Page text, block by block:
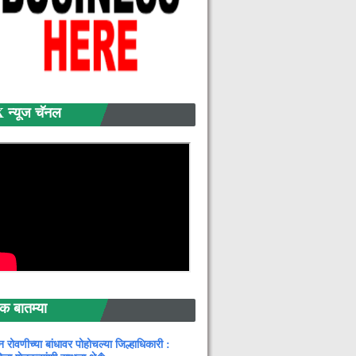
न्यूज चॅनल
बातम्या
रोवणीच्या बांधावर पोहोचल्या जिल्हाधिकारी :